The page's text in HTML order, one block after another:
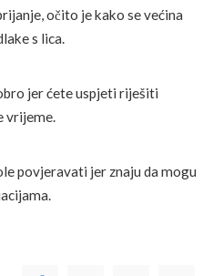
očito je kako se većina
s lica.
jer ćete uspjeti riješiti
vrijeme.
povjeravati jer znaju da mogu